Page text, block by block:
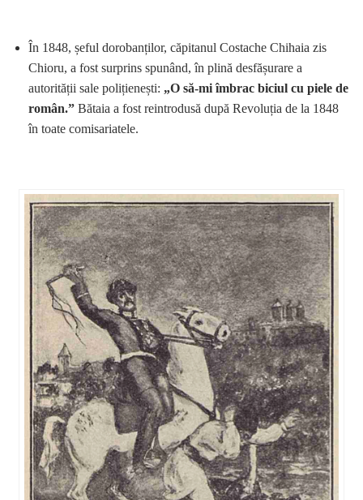
În 1848, șeful dorobanților, căpitanul Costache Chihaia zis
Chioru, a fost surprins spunând, în plină desfășurare a
autorității sale polițienești: „O să-mi îmbrac biciul cu piele de
român.” Bătaia a fost reintrodusă după Revoluția de la 1848
în toate comisariatele.